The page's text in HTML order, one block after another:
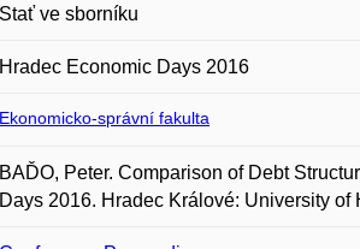
Stať ve sborníku
Hradec Economic Days 2016
Ekonomicko-správní fakulta
BAĎO, Peter. Comparison of Debt
Days 2016. Hradec Králové: University